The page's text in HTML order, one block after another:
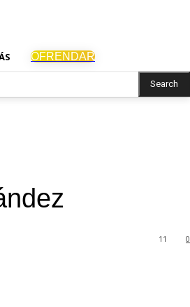
OFRENDAR
Search
0
11